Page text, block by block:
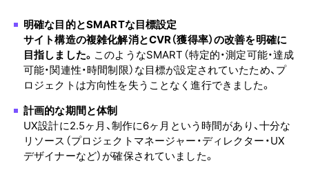
明確な目的とSMARTな目標設定
サイト構造の複雑化解消とCVR（獲得率）の改善を明確に
目指しました。 このようなSMART（特定的・測定可能・達成
可能・関連性・時間制限）な目標が設定されていたため、プ
ロジェクトは方向性を失うことなく進行できました。
計画的な期間と体制
UX設計に2.5ヶ月、制作に6ヶ月という時間があり、十分な
リソース（プロジェクトマネージャー・ディレクター・UX
デザイナーなど）が確保されていました。